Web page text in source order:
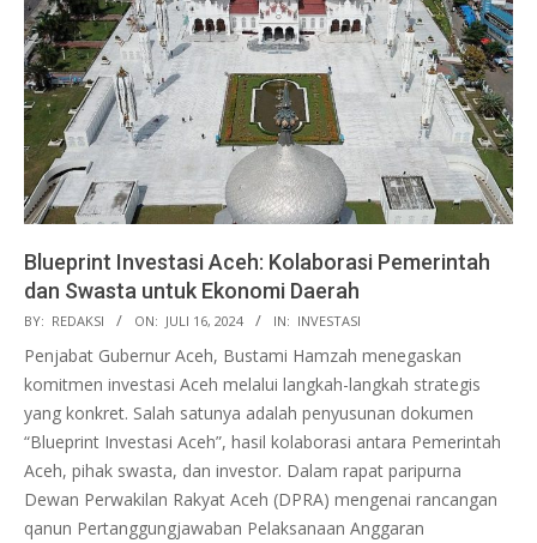
Blueprint Investasi Aceh: Kolaborasi Pemerintah
dan Swasta untuk Ekonomi Daerah
2024-
07-
16
BY: REDAKSI ON: JULI 16, 2024 IN: INVESTASI
Penjabat Gubernur Aceh, Bustami Hamzah menegaskan
komitmen investasi Aceh melalui langkah-langkah strategis
yang konkret. Salah satunya adalah penyusunan dokumen
“Blueprint Investasi Aceh”, hasil kolaborasi antara Pemerintah
Aceh, pihak swasta, dan investor. Dalam rapat paripurna
Dewan Perwakilan Rakyat Aceh (DPRA) mengenai rancangan
qanun Pertanggungjawaban Pelaksanaan Anggaran